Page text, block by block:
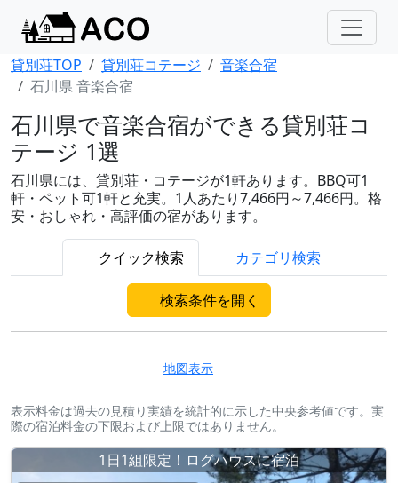
貸別荘TOP 貸別荘コテージ
音楽合宿
石川県 音楽合宿
石川県で音楽合宿ができる貸別荘コ
テージ 1選
石川県には、貸別荘・コテージが1軒あります。BBQ可1
軒・ペット可1軒と充実。1人あたり7,466円～7,466円。格
安・おしゃれ・高評価の宿があります。
クイック検索 カテゴリ検索
検索条件を開く
地図表示
表示料金は過去の見積り実績を統計的に示した中央参考値です。実
際の宿泊料金の下限および上限ではありません。
1日1組限定！ログハウスに宿泊